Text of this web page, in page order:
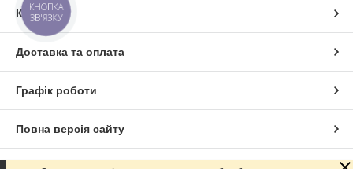
Контакти
Доставка та оплата
Графік роботи
Повна версія сайту
КНОПКА
ЗВ'ЯЗКУ